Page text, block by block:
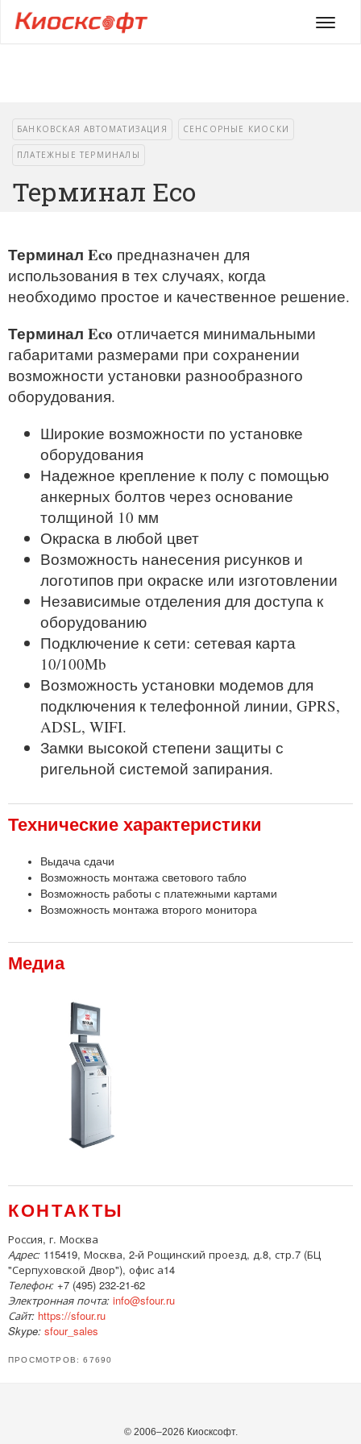
Меню
БАНКОВСКАЯ АВТОМАТИЗАЦИЯ СЕНСОРНЫЕ КИОСКИ
ПЛАТЕЖНЫЕ ТЕРМИНАЛЫ
Терминал Eco
Терминал Eco предназначен для
использования в тех случаях, когда
необходимо простое и качественное решение.
Терминал Eco отличается минимальными
габаритами размерами при сохранении
возможности установки разнообразного
оборудования.
Широкие возможности по установке
оборудования
Надежное крепление к полу с помощью
анкерных болтов через основание
толщиной 10 мм
Окраска в любой цвет
Возможность нанесения рисунков и
логотипов при окраске или изготовлении
Независимые отделения для доступа к
оборудованию
Подключение к сети: сетевая карта
10/100Mb
Возможность установки модемов для
подключения к телефонной линии, GPRS,
ADSL, WIFI.
Замки высокой степени защиты с
ригельной системой запирания.
Технические характеристики
Выдача сдачи
Возможность монтажа светового табло
Возможность работы с платежными картами
Возможность монтажа второго монитора
Медиа
КОНТАКТЫ
Россия, г. Москва
Адрес: 115419, Москва, 2-й Рощинский проезд, д.8, стр.7 (БЦ
"Серпуховской Двор"), офис а14
Телефон: +7 (495) 232-21-62
Электронная почта: info@sfour.ru
Сайт: https://sfour.ru
Skype: sfour_sales
ПРОСМОТРОВ: 67690
© 2006–2026 Киосксофт.